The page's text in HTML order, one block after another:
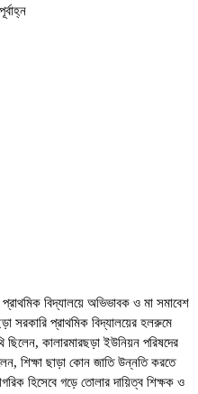
প্রাথমিক বিদ্যালয়ে অভিভাবক ও মা সমাবেশ
সরকারি প্রাথমিক বিদ্যালয়ের হলরুমে
কালারমারছড়া ইউনিয়ন পরিষদের
শিক্ষা ছাড়া কোন জাতি উন্নতি করতে
হিসেবে গড়ে তোলার দায়িত্ব শিক্ষক ও